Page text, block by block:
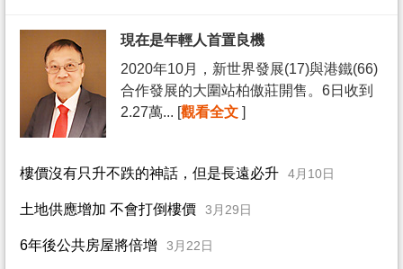
現在是年輕人首置良機
2020年10月，新世界發展(17)與港鐵(66)
合作發展的大圍站柏傲莊開售。6日收到
2.27萬... [觀看全文 ]
樓價沒有只升不跌的神話，但是長遠必升 4月10日
土地供應增加 不會打倒樓價 3月29日
6年後公共房屋將倍增 3月22日